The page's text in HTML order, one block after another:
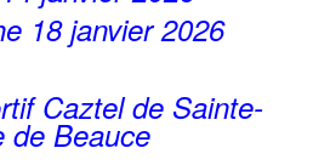
18 janvier 2026
Caztel de Sainte-
de Beauce